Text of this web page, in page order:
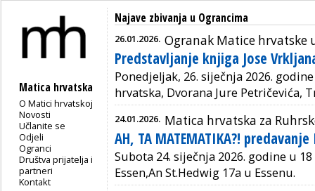
Matica hrvatska
O Matici hrvatskoj
Novosti
Učlanite se
Odjeli
Ogranci
Društva prijatelja i
partneri
Kontakt
Najave zbivanja u Ograncima
26.01.2026. Ogranak Matice hrvatske
Predstavljanje knjiga Jose
Ponedjeljak, 26. siječnja 2026.
hrvatska, Dvorana Jure Petričevića,
24.01.2026. Matica hrvatska za
AH, TA MATEMATIKA?!
Subota 24. siječnja 2026. godine u
Essen,An St.Hedwig 17a u Essenu.